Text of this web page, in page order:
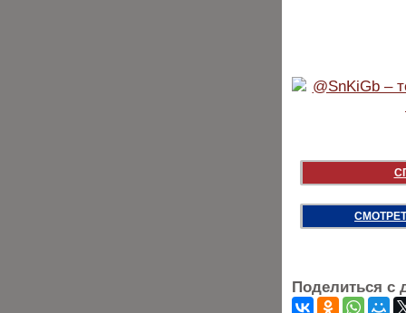
Поделиться с